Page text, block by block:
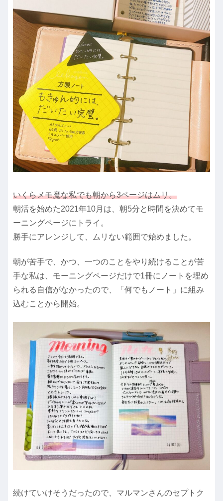
いくらメモ魔な私でも朝から3ページはムリ。
朝活を始めた2021年10月は、朝5分と時間を決めてモ
ーニングページにトライ。
勝手にアレンジして、ムリない範囲で始めました。
朝が苦手で、かつ、一つのことをやり続けることが苦
手な私は、モーニングページだけで1冊にノートを埋め
られる自信がなかったので、「何でもノート」に組み
込むことから開始。
続けていけそうだったので、マルマンさんのセプトク